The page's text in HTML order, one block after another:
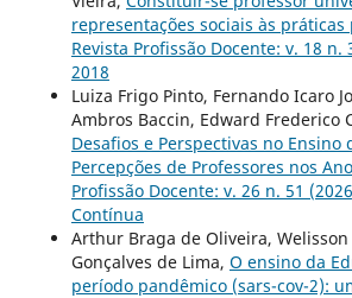
representações sociais às práticas
Revista Profissão Docente: v. 18
2018
Luiza Frigo Pinto, Fernando Icaro
Ambros Baccin, Edward Frederico
Desafios e Perspectivas no Ensino
Percepções de Professores nos
Profissão Docente: v. 26 n. 51
Contínua
Arthur Braga de Oliveira,
Gonçalves de Lima, O ensino da
período pandêmico (sars-cov-2):